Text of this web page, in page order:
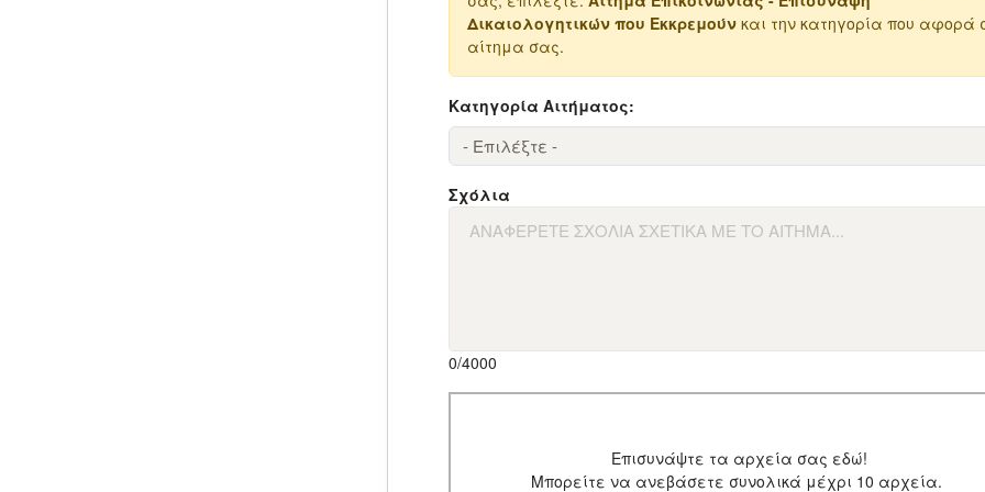
Δικαιολογητικών που Εκκρεμούνκαι την κατηγορία που αφορά
αίτημα σας.
Κατηγορία Αιτήματος:
Σχόλια
0/4000
Επισυνάψτε τα αρχεία σας εδώ!
Μπορείτε να ανεβάσετε συνολικά μέχρι 10 αρχεία.